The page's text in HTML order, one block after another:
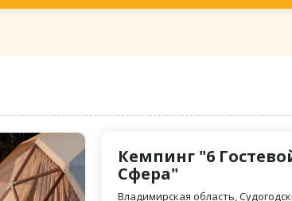
Кемпинг "6
Сфера"
Владимирская область,